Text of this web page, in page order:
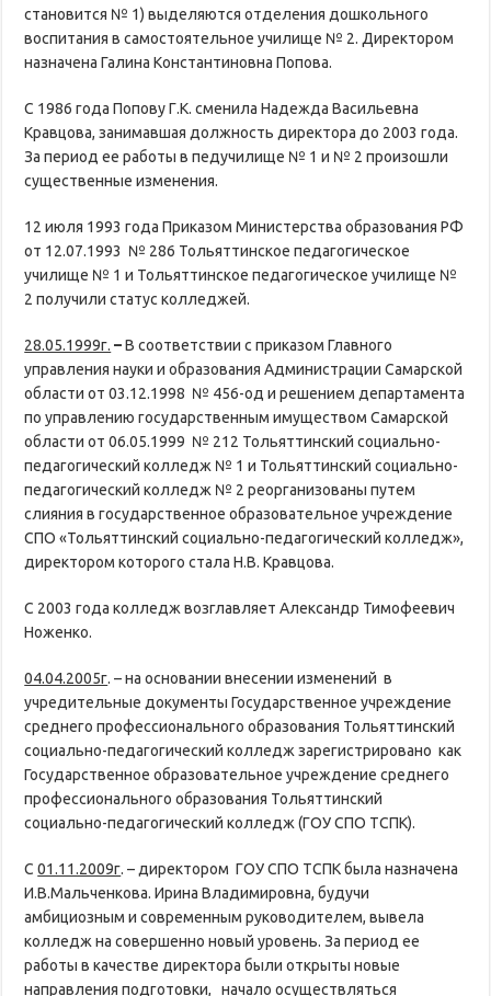
становится № 1) выделяются отделения дошкольного
воспитания в самостоятельное училище № 2. Директором
назначена Галина Константиновна Попова.
С 1986 года Попову Г.К. сменила Надежда Васильевна
Кравцова, занимавшая должность директора до 2003 года.
За период ее работы в педучилище № 1 и № 2 произошли
существенные изменения.
12 июля 1993 года Приказом Министерства образования РФ
от 12.07.1993 № 286 Тольяттинское педагогическое
училище № 1 и Тольяттинское педагогическое училище №
2 получили статус колледжей.
28.05.1999г. –В соответствии с приказом Главного
управления науки и образования Администрации Самарской
области от 03.12.1998 № 456-од и решением департамента
по управлению государственным имуществом Самарской
области от 06.05.1999 № 212 Тольяттинский социально-
педагогический колледж № 1 и Тольяттинский социально-
педагогический колледж № 2 реорганизованы путем
слияния в государственное образовательное учреждение
СПО «Тольяттинский социально-педагогический колледж»,
директором которого стала Н.В. Кравцова.
С 2003 года колледж возглавляет Александр Тимофеевич
Ноженко.
04.04.2005г. – на основании внесении изменений в
учредительные документы Государственное учреждение
среднего профессионального образования Тольяттинский
социально-педагогический колледж зарегистрировано как
Государственное образовательное учреждение среднего
профессионального образования Тольяттинский
социально-педагогический колледж (ГОУ СПО ТСПК).
С01.11.2009г. – директором ГОУ СПО ТСПК была назначена
И.В.Мальченкова. Ирина Владимировна, будучи
амбициозным и современным руководителем, вывела
колледж на совершенно новый уровень. За период ее
работы в качестве директора были открыты новые
направления подготовки, начало осуществляться